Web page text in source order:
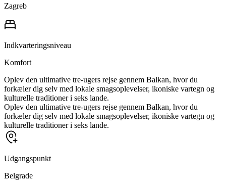
Zagreb
Indkvarteringsniveau
Komfort
Oplev den ultimative tre-ugers rejse gennem Balkan, hvor du
forkæler dig selv med lokale smagsoplevelser, ikoniske vartegn og
kulturelle traditioner i seks lande.
Oplev den ultimative tre-ugers rejse gennem Balkan, hvor du
forkæler dig selv med lokale smagsoplevelser, ikoniske vartegn og
kulturelle traditioner i seks lande.
Udgangspunkt
Belgrade